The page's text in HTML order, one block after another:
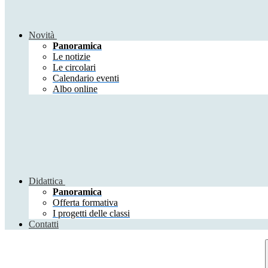
Novità
Panoramica
Le notizie
Le circolari
Calendario eventi
Albo online
Didattica
Panoramica
Offerta formativa
I progetti delle classi
Contatti